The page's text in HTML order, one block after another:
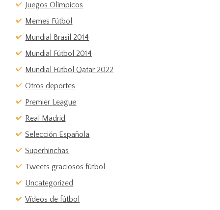
Juegos Olímpicos
Memes Fútbol
Mundial Brasil 2014
Mundial Fútbol 2014
Mundial Fútbol Qatar 2022
Otros deportes
Premier League
Real Madrid
Selección Española
Superhinchas
Tweets graciosos fútbol
Uncategorized
Vídeos de fútbol